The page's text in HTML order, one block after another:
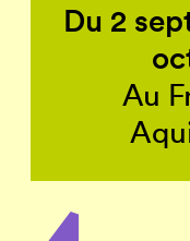
Du 2
Au